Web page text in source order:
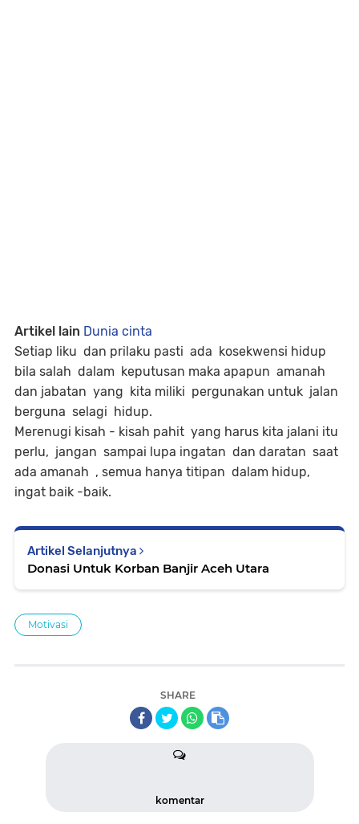
Artikel lain Dunia cinta
Setiap liku dan prilaku pasti ada kosekwensi hidup
bila salah dalam keputusan maka apapun amanah
dan jabatan yang kita miliki pergunakan untuk jalan
berguna selagi hidup.
Merenugi kisah - kisah pahit yang harus kita jalani itu
perlu, jangan sampai lupa ingatan dan daratan saat
ada amanah , semua hanya titipan dalam hidup,
ingat baik -baik.
Artikel Selanjutnya
Donasi Untuk Korban Banjir Aceh Utara
Motivasi
SHARE
komentar